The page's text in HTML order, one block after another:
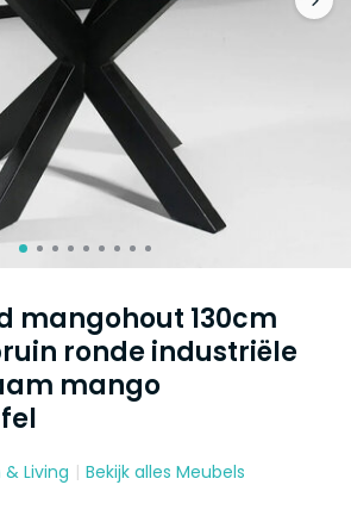
mangohout 130cm
ronde industriële
mango
& Living Bekijk alles Meubels